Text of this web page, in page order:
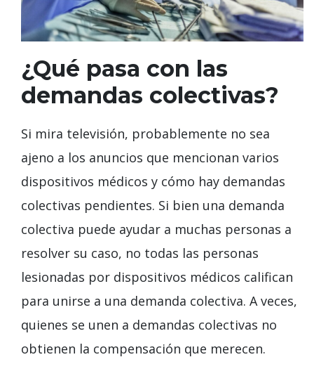
¿Qué pasa con las
demandas colectivas?
Si mira televisión, probablemente no sea
ajeno a los anuncios que mencionan varios
dispositivos médicos y cómo hay demandas
colectivas pendientes. Si bien una demanda
colectiva puede ayudar a muchas personas a
resolver su caso, no todas las personas
lesionadas por dispositivos médicos califican
para unirse a una demanda colectiva. A veces,
quienes se unen a demandas colectivas no
obtienen la compensación que merecen.